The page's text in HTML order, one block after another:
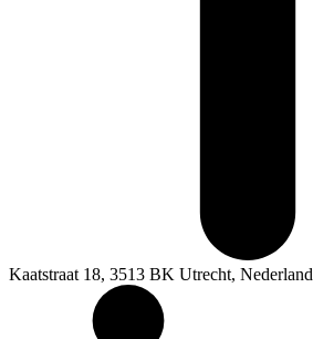
Kaatstraat 18, 3513 BK Utrecht, Nederland